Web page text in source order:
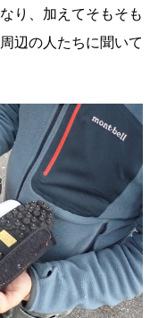
り、加えてそもそも
辺の人たちに聞いて